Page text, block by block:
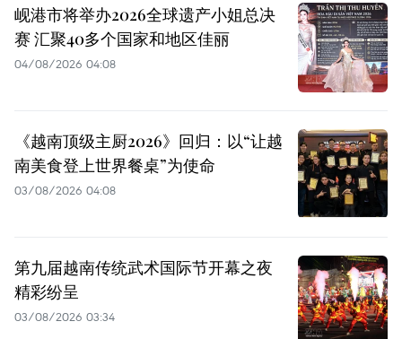
岘港市将举办2026全球遗产小姐总决
赛 汇聚40多个国家和地区佳丽
04/08/2026 04:08
《越南顶级主厨2026》回归：以“让越
南美食登上世界餐桌”为使命
03/08/2026 04:08
第九届越南传统武术国际节开幕之夜
精彩纷呈
03/08/2026 03:34